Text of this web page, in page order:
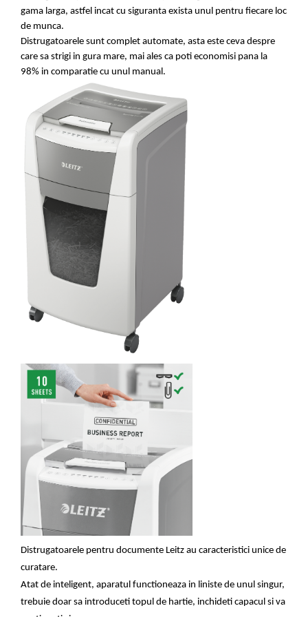
Camasi
Pantaloni
Pantaloni cu pieptar
Hanorace
Jachete
Impermeabile
Veste
Reflectorizante
Incaltaminte
Incaltaminte de lucru si protectie
Incaltaminte de oras si munte
Echipamente medicale
Manusi de protectie
Accesorii pentru protectia capului
Casti de protectie
Ochelari de protectie si viziere
Masti de protectie respiratorie
Accesorii pentru protectia muncii
Sosete de lucru
Diverse accesorii
Articole de unica folosinta
Copii - tricouri si hanorace
Comunicare si prezentare
Flipchart-uri
Ecrane Interactive
Sisteme de afisare
Ecrane de proiectie
Accesorii prezentare
gama larga, astfel incat cu siguranta exista unul pentru fiecare loc
de munca.
Distrugatoarele sunt complet automate, asta este ceva despre
care sa strigi in gura mare, mai ales ca poti economisi pana la
98% in comparatie cu unul manual.
Distrugatoarele pentru documente Leitz au caracteristici unice de
curatare.
Atat de inteligent, aparatul functioneaza in liniste de unul singur,
trebuie doar sa introduceti topul de hartie, inchideti capacul si va